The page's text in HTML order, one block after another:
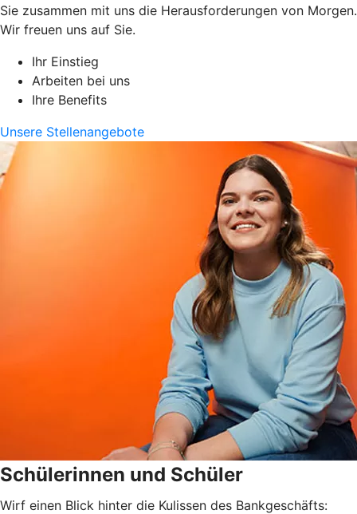
Sie zusammen mit uns die Herausforderungen von Morgen.
Wir freuen uns auf Sie.
Ihr Einstieg
Arbeiten bei uns
Ihre Benefits
Unsere Stellenangebote
Schülerinnen und Schüler
Wirf einen Blick hinter die Kulissen des Bankgeschäfts: